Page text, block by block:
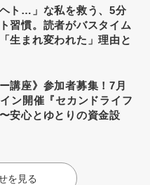
ヘト…」な私を救う、5分
習慣。読者がバスタイム
生まれ変われた」理由と
講座》参加者募集！7月
ン開催『セカンドライフ
安心とゆとりの資金設
を見る